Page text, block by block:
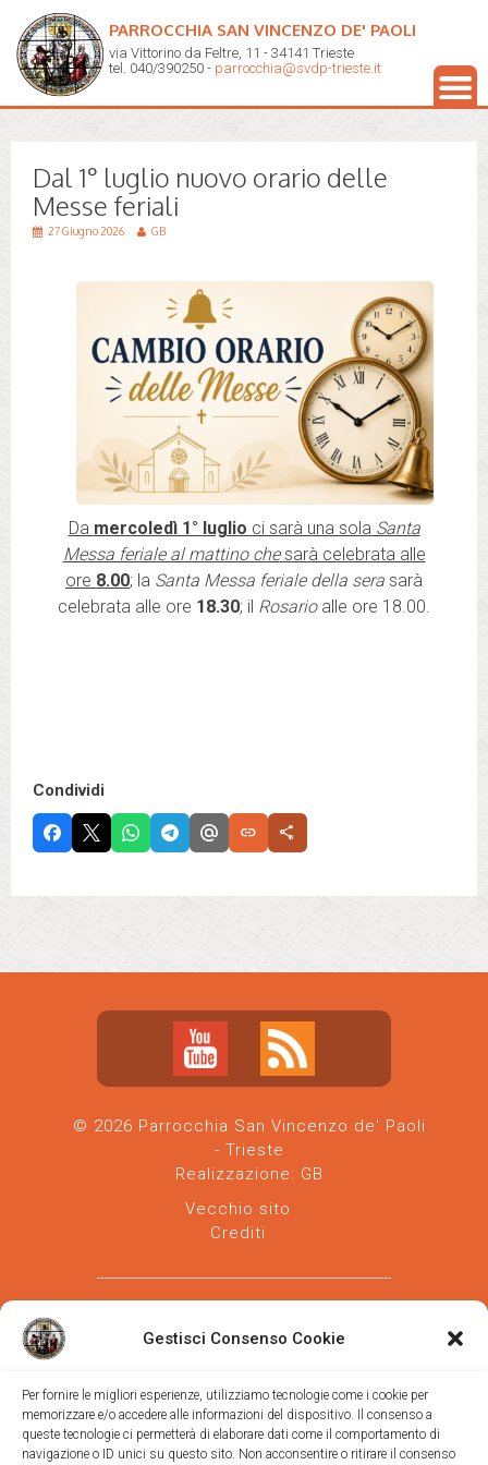
Gestisci Consenso Cookie
Per fornire le migliori esperienze, utilizziamo tecnologie come i cookie per
memorizzare e/o accedere alle informazioni del dispositivo. Il consenso a
queste tecnologie ci permetterà di elaborare dati come il comportamento di
navigazione o ID unici su questo sito. Non acconsentire o ritirare il consenso
PARROCCHIA SAN VINCENZO DE' PAOLI
via Vittorino da Feltre, 11 - 34141 Trieste
tel. 040/390250 - parrocchia@svdp-trieste.it
Dal 1° luglio nuovo orario delle
Messe feriali
27 Giugno 2026 GB
Da mercoledì 1° luglio ci sarà una solaSanta
Messa feriale al mattino chesarà celebrata alle
ore 8.00; la Santa Messa feriale della sera sarà
celebrata alle ore 18.30; il Rosarioalle ore 18.00.
Condividi
link share
© 2026 Parrocchia San Vincenzo de' Paoli
- Trieste
Realizzazione: GB
Vecchio sito
Crediti
Parrocchia san Vincenzo de' Paoli-Diocesi
di Trieste